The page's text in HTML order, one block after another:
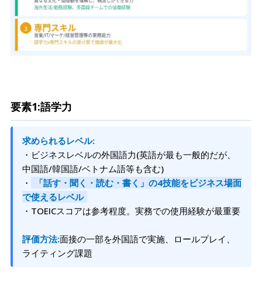
要素1:語学力
求められるレベル:
・ビジネスレベルの外国語力(英語が最も一般的だが、
中国語/韓国語/ベトナム語等も含む)
・
「話す・聞く・読む・書く」の4技能をビジネス場面
で使えるレベル
・TOEICスコアは参考程度。実務での使用経験が最重要
評価方法:面接の一部を外国語で実施、ロールプレイ、
ライティング課題